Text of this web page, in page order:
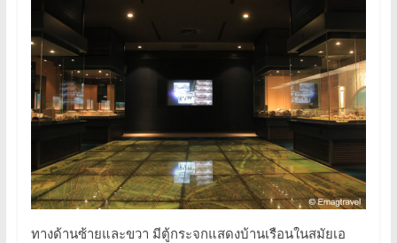
ทางด้านซ้ายและขวา มีตู้กระจกแสดงบ้านเรือนในสมัยเอ